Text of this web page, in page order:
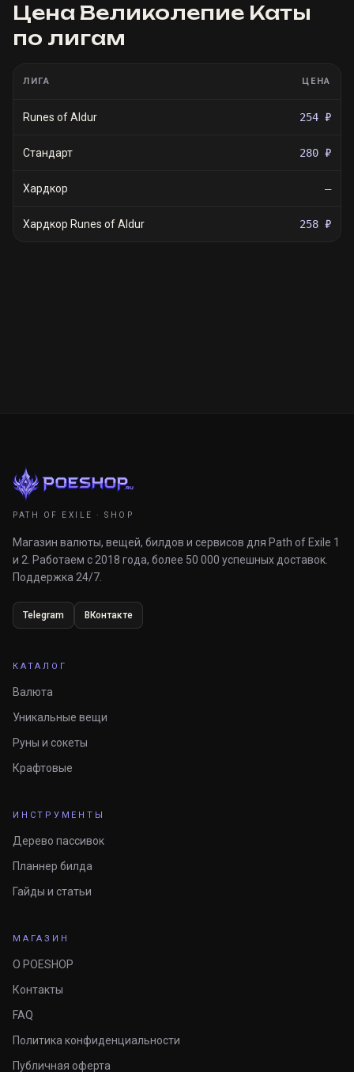
Цена Великолепие Каты
по лигам
ЛИГА ЦЕНА
Runes of Aldur 254 ₽
Стандарт 280 ₽
Хардкор —
Хардкор Runes of Aldur 258 ₽
PATH OF EXILE · SHOP
Магазин валюты, вещей, билдов и сервисов для Path of Exile 1
и 2. Работаем с 2018 года, более 50 000 успешных доставок.
Поддержка 24/7.
Telegram ВКонтакте
КАТАЛОГ
Валюта
Уникальные вещи
Руны и сокеты
Крафтовые
ИНСТРУМЕНТЫ
Дерево пассивок
Планнер билда
Гайды и статьи
МАГАЗИН
О POESHOP
Контакты
FAQ
Политика конфиденциальности
Публичная оферта